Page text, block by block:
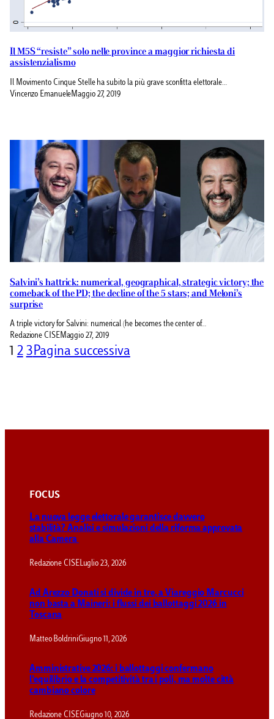
Il M5S “resiste” solo nelle province a maggior richiesta di
assistenzialismo
Il Movimento Cinque Stelle ha subito la più grave sconfitta elettorale…
Vincenzo Emanuele Maggio 27, 2019
Salvini’s hattrick: numerical, geographical, strategic victory; the
comeback of the PD; the decline of the 5 stars; and Meloni’s
surprise
A triple victory for Salvini: numerical (he becomes the center of…
Redazione CISEMaggio 27, 2019
1 2 3Pagina successiva
FOCUS
La nuova legge elettorale garantisce davvero
stabilità? Analisi e simulazioni della riforma approvata
alla Camera
Redazione CISELuglio 23, 2026
Ad Arezzo Donati si divide in tre, a Viareggio Marcucci
non basta a Maineri: i flussi dei ballottaggi 2026 in
Toscana
Matteo BoldriniGiugno 11, 2026
Amministrative 2026: i ballottaggi confermano
l’equilibrio e la competitività tra i poli, ma molte città
cambiano colore
Redazione CISEGiugno 10, 2026